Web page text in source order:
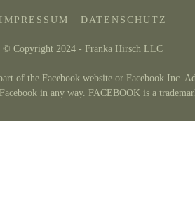
IMPRESSUM DATENSCHUTZ
© Copyright 2024 - Franka Hirsch LLC
of the Facebook website or Facebook Inc.
in any way. FACEBOOK is a